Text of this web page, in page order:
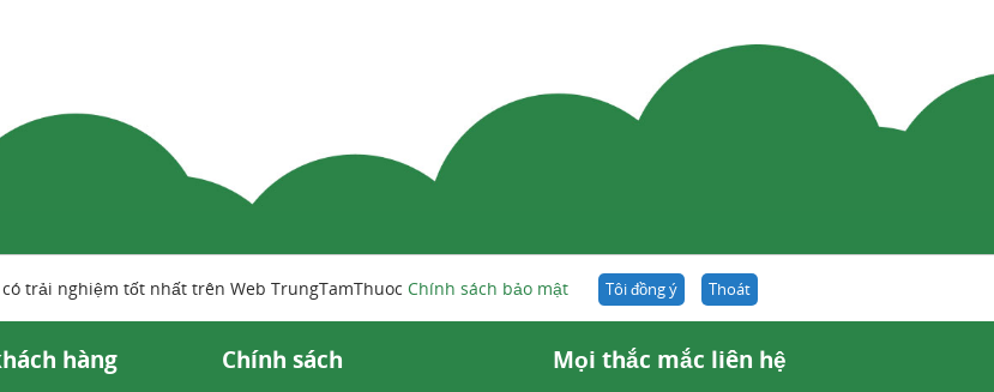
động như thế nào?
trải nghiệm tốt nhất trên Web TrungTamThuoc Chính sách bảo mật Tôi đồng ý Thoát
hàng Chính sách Mọi thắc mắc liên hệ